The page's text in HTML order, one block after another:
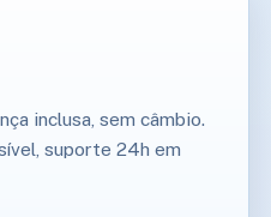
inclusa, sem câmbio.
suporte 24h em